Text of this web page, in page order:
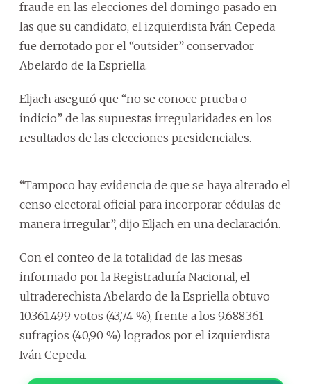
fraude en las elecciones del domingo pasado en
las que su candidato, el izquierdista Iván Cepeda
fue derrotado por el “outsider” conservador
Abelardo de la Espriella.
Eljach aseguró que “no se conoce prueba o
indicio” de las supuestas irregularidades en los
resultados de las elecciones presidenciales.
“Tampoco hay evidencia de que se haya alterado el
censo electoral oficial para incorporar cédulas de
manera irregular”, dijo Eljach en una declaración.
Con el conteo de la totalidad de las mesas
informado por la Registraduría Nacional, el
ultraderechista Abelardo de la Espriella obtuvo
10.361.499 votos (43,74 %), frente a los 9.688.361
sufragios (40,90 %) logrados por el izquierdista
Iván Cepeda.